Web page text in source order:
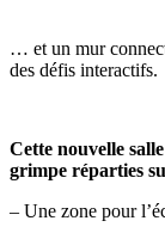
… et un mur
des défis interactifs.
Cette nouvelle
grimpe réparties
– Une zone pour